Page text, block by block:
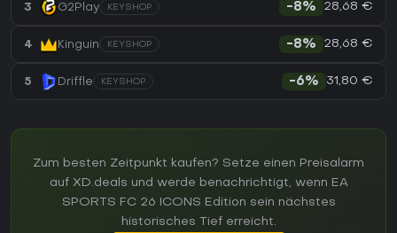
3 G2Play KEYSHOP -8% 28,68 €
4 Kinguin KEYSHOP -8% 28,68 €
5 Driffle KEYSHOP -6% 31,80 €
Zum besten Zeitpunkt kaufen? Setze einen Preisalarm
auf XD.deals und werde benachrichtigt, wenn EA
SPORTS FC 26 ICONS Edition sein nächstes
historisches Tief erreicht.